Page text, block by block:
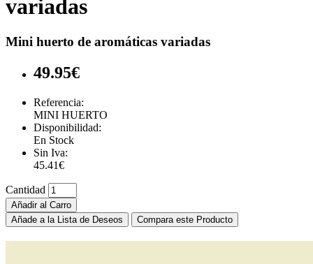
variadas
Mini huerto de aromáticas variadas
49.95€
Referencia:
MINI HUERTO
Disponibilidad:
En Stock
Sin Iva:
45.41€
Cantidad
Añadir al Carro
Añade a la Lista de Deseos
Compara este Producto